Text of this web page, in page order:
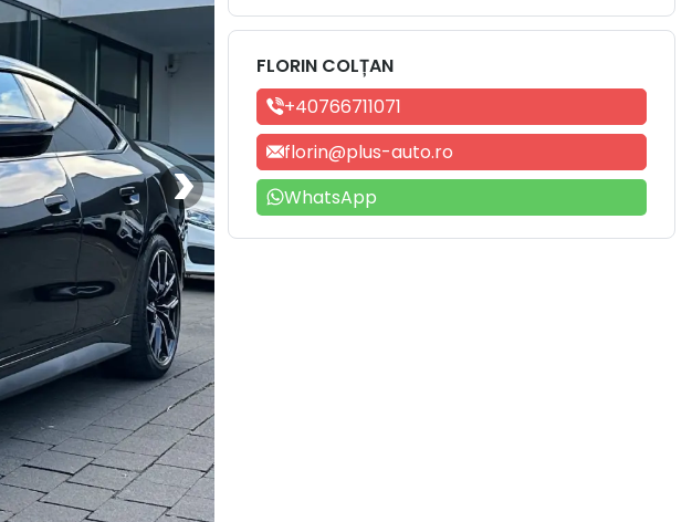
FLORIN COLȚAN
+40766711071
florin@plus-auto.ro
WhatsApp